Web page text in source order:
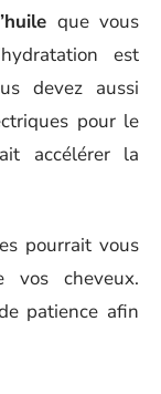
que vous
est
devez aussi
pour le
accélérer la
pourrait vous
vos cheveux.
patience afin